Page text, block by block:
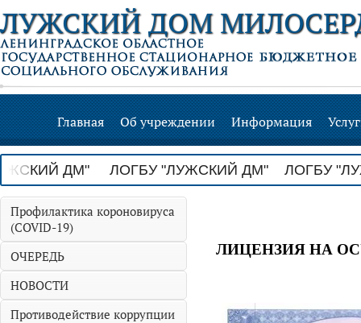
ЛУЖСКИЙ ДОМ
Главная Об учреждении Информация
ДМ" ЛОГБУ "ЛУЖСКИЙ ДМ" ЛОГБУ
Профилактика короновируса
(COVID-19)
ОЧЕРЕДЬ
НОВОСТИ
Противодействие коррупции
ЛИЦЕНЗИЯ НА